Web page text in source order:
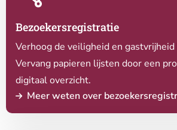
Bezoekersregistratie
Verhoog de veiligheid en
Vervang papieren lijsten door een
digitaal overzicht.
Meer weten over
Bezoekersregistratie